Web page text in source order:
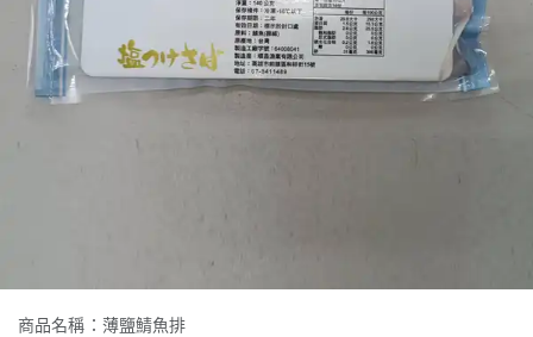
商品名稱：薄鹽鯖魚排